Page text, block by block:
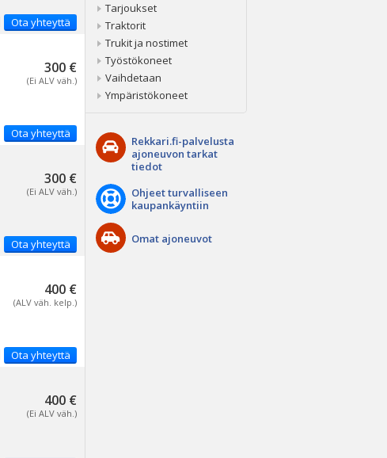
Ota yhteyttä
300 €
(Ei ALV väh.)
Ota yhteyttä
300 €
(Ei ALV väh.)
Ota yhteyttä
400 €
(ALV väh. kelp.)
Ota yhteyttä
400 €
(Ei ALV väh.)
Tarjoukset
Traktorit
Trukit ja nostimet
Työstökoneet
Vaihdetaan
Ympäristökoneet
Rekkari.fi-palvelusta
ajoneuvon tarkat
tiedot
Ohjeet turvalliseen
kaupankäyntiin
Omat ajoneuvot